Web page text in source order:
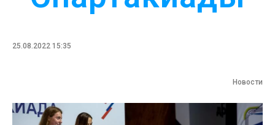
25.08.2022 15:35
Новости